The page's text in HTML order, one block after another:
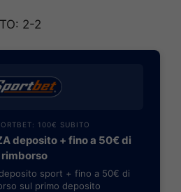
2-2
100€ SUBITO
deposito + fino a 50€ di
rimborso
sport + fino a 50€ di
sul primo deposito